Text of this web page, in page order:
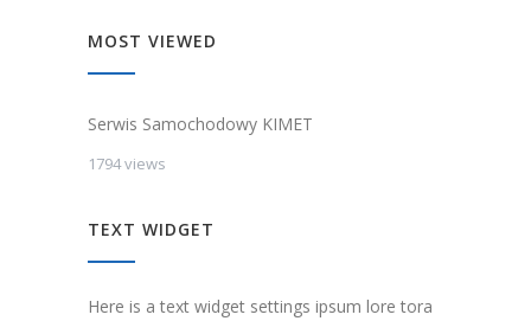
MOST VIEWED
Serwis Samochodowy KIMET
1794 views
TEXT WIDGET
Here is a text widget settings ipsum lore tora